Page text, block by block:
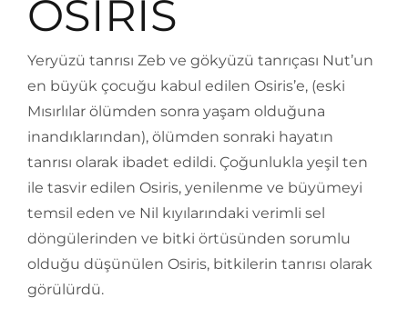
OSIRIS
Yeryüzü tanrısı Zeb ve gökyüzü tanrıçası Nut’un
en büyük çocuğu kabul edilen Osiris’e, (eski
Mısırlılar ölümden sonra yaşam olduğuna
inandıklarından), ölümden sonraki hayatın
tanrısı olarak ibadet edildi. Çoğunlukla yeşil ten
ile tasvir edilen Osiris, yenilenme ve büyümeyi
temsil eden ve Nil kıyılarındaki verimli sel
döngülerinden ve bitki örtüsünden sorumlu
olduğu düşünülen Osiris, bitkilerin tanrısı olarak
görülürdü.